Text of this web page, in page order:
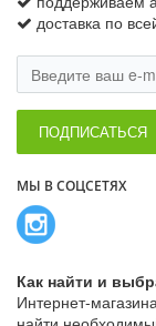
доставка по
ПОДПИСАТЬСЯ
МЫ В СОЦСЕТЯХ
Как найти и
Интернет-